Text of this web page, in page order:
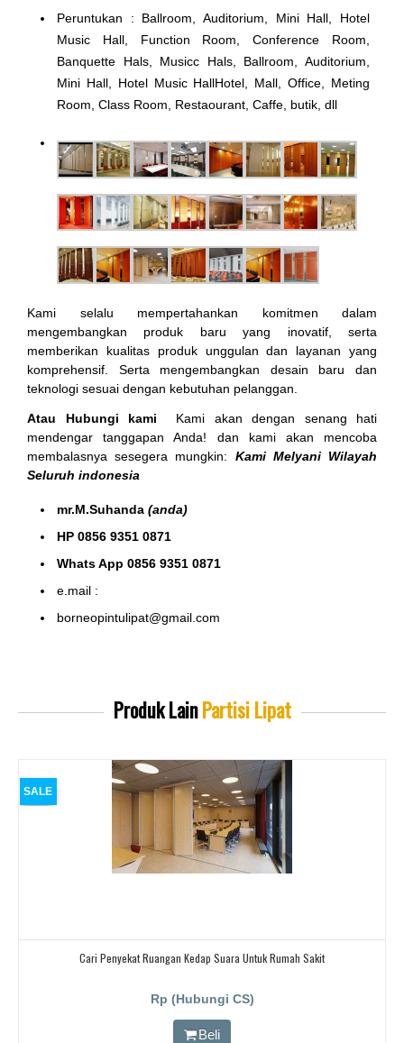
Peruntukan : Ballroom, Auditorium, Mini Hall, Hotel
Music Hall, Function Room, Conference Room,
Banquette Hals, Musicc Hals, Ballroom, Auditorium,
Mini Hall, Hotel Music HallHotel, Mall, Office, Meting
Room, Class Room, Restaourant, Caffe, butik, dll
Kami selalu mempertahankan komitmen dalam
mengembangkan produk baru yang inovatif, serta
memberikan kualitas produk unggulan dan layanan yang
komprehensif. Serta mengembangkan desain baru dan
teknologi sesuai dengan kebutuhan pelanggan.
Atau Hubungi kami
Kami akan dengan senang hati
mendengar tanggapan Anda! dan kami akan mencoba
membalasnya sesegera mungkin: Kami Melyani Wilayah
Seluruh indonesia
mr.M.Suhanda (anda)
HP 0856 9351 0871
Whats App 0856 9351 0871
e.mail :
borneopintulipat@gmail.com
Produk LainPartisi Lipat
SALE
Cari Penyekat Ruangan Kedap Suara Untuk Rumah Sakit
Rp (Hubungi CS)
Beli